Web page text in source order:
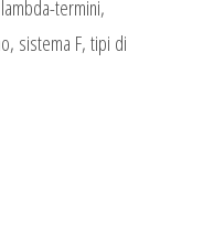
termini,
sistema F, tipi di